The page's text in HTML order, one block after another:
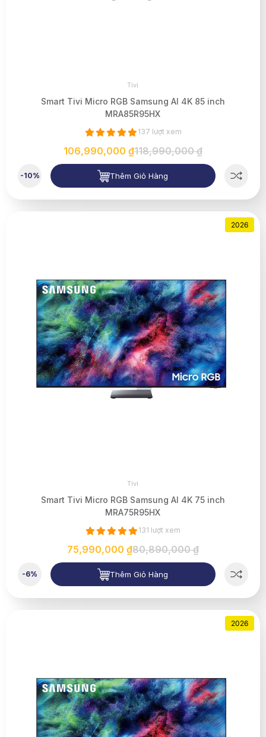
Tivi
Smart Tivi Micro RGB Samsung AI 4K 85 inch
MRA85R95HX
137 lượt xem
106,990,000 ₫118,990,000 ₫
-10% Thêm Giỏ Hàng
2026
Tivi
Smart Tivi Micro RGB Samsung AI 4K 75 inch
MRA75R95HX
131 lượt xem
75,990,000 ₫80,890,000 ₫
-6% Thêm Giỏ Hàng
2026